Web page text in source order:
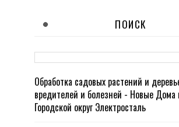
ПОИСК
Обработка садовых растений и
вредителей и болезней - Новые Дома
Городской округ Электросталь